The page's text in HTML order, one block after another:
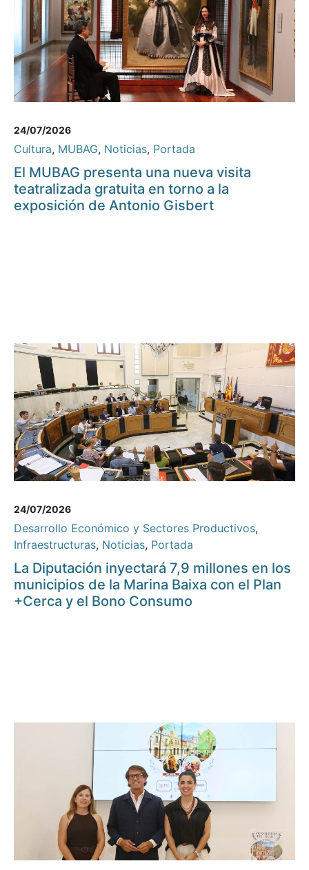
24/07/2026
Cultura, MUBAG, Noticias, Portada
El MUBAG presenta una nueva visita
teatralizada gratuita en torno a la
exposición de Antonio Gisbert
24/07/2026
Desarrollo Económico y Sectores Productivos,
Infraestructuras, Noticias, Portada
La Diputación inyectará 7,9 millones en los
municipios de la Marina Baixa con el Plan
+Cerca y el Bono Consumo